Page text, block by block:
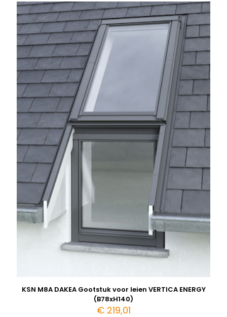
KSN M8A DAKEA Gootstuk voor leien VERTICA ENERGY
(B78xH140)
€219,01